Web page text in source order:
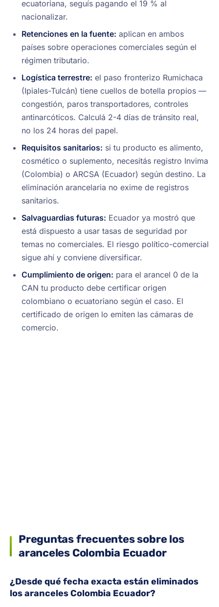
ecuatoriana, seguís pagando el 19 % al
nacionalizar.
Retenciones en la fuente: aplican en ambos
países sobre operaciones comerciales según el
régimen tributario.
Logística terrestre: el paso fronterizo Rumichaca
(Ipiales-Tulcán) tiene cuellos de botella propios —
congestión, paros transportadores, controles
antinarcóticos. Calculá 2-4 días de tránsito real,
no los 24 horas del papel.
Requisitos sanitarios: si tu producto es alimento,
cosmético o suplemento, necesitás registro Invima
(Colombia) o ARCSA (Ecuador) según destino. La
eliminación arancelaria no exime de registros
sanitarios.
Salvaguardias futuras: Ecuador ya mostró que
está dispuesto a usar tasas de seguridad por
temas no comerciales. El riesgo político-comercial
sigue ahí y conviene diversificar.
Cumplimiento de origen: para el arancel 0 de la
CAN tu producto debe certificar origen
colombiano o ecuatoriano según el caso. El
certificado de origen lo emiten las cámaras de
comercio.
Preguntas frecuentes sobre los
aranceles Colombia Ecuador
¿Desde qué fecha exacta están eliminados
los aranceles Colombia Ecuador?